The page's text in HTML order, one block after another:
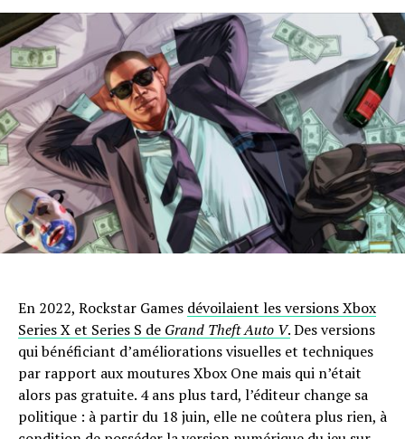
En 2022, Rockstar Games dévoilaient les versions Xbox
Series X et Series S de Grand Theft Auto V.Des versions
qui bénéficiant d’améliorations visuelles et techniques
par rapport aux moutures Xbox One mais qui n’était
alors pas gratuite. 4 ans plus tard, l’éditeur change sa
politique : à partir du 18 juin, elle ne coûtera plus rien, à